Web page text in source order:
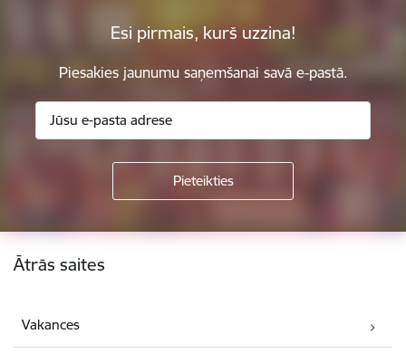
Esi pirmais, kurš uzzina!
Piesakies jaunumu saņemšanai savā e-pastā.
Kājene
Ātrās saites
Vakances